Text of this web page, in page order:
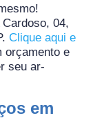
04,
Clique aqui e
orçamento e
seu ar-
em